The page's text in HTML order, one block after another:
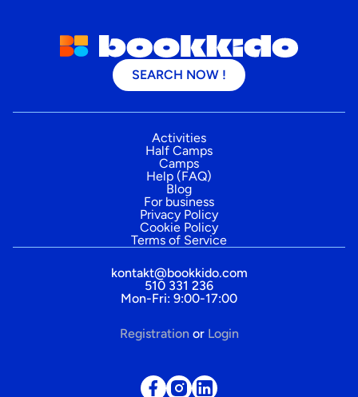
SEARCH NOW !
Activities
Half Camps
Camps
Help (FAQ)
Blog
For business
Privacy Policy
Cookie Policy
Terms of Service
kontakt@bookkido.com
510 331 236
Mon-Fri: 9:00-17:00
Registration or Login